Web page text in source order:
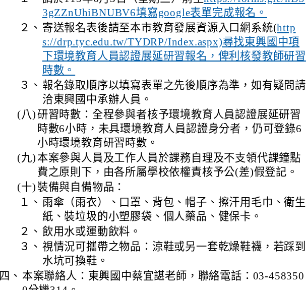
3gZZnUhiBNUBV6填寫google表單完成報名。
２、 寄送報名表後請至本市教育發展資源入口網系統(http
s://drp.tyc.edu.tw/TYDRP/Index.aspx)尋找東興國中項
下環境教育人員認證展延研習報名，俾利核發教師研習
時數。
３、 報名錄取順序以填寫表單之先後順序為準，如有疑問請
洽東興國中承辦人員。
(八)研習時數：全程參與者核予環境教育人員認證展延研習
時數6小時，未具環境教育人員認證身分者，仍可登錄6
小時環境教育研習時數。
(九) 本案參與人員及工作人員於課務自理及不支領代課鐘點
費之原則下，由各所屬學校依權責核予公(差)假登記。
(十) 裝備與自備物品：
１、 雨傘（雨衣）、口罩、背包、帽子、擦汗用毛巾、衛生
紙、裝垃圾的小塑膠袋、個人藥品、健保卡。
２、 飲用水或運動飲料。
３、 視情況可攜帶之物品：涼鞋或另一套乾燥鞋襪，若踩到
水坑可換鞋。
四、 本案聯絡人：東興國中蔡宜諶老師，聯絡電話：03-458350